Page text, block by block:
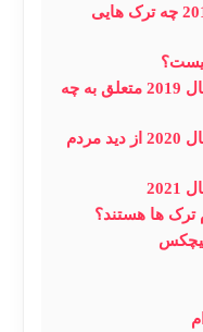
بهترین آهنگ های رپ خارجی 2018 چه ترک هایی
بهترین آهنگ های رپ خارجی سال 2019 متعلق به چه
بهترین آهنگ های رپ خارجی سال 2020 از دید مردم
ترک ها هستند؟